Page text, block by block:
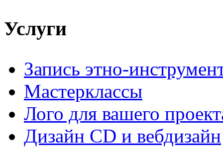
Услуги
Запись этно-
Мастерклассы
Лого для вашего
Дизайн CD и вебдизайн